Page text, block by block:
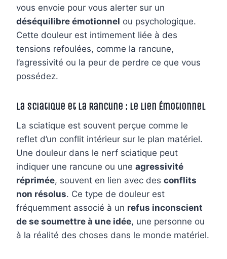
vous envoie pour vous alerter sur un
déséquilibre émotionnel ou psychologique.
Cette douleur est intimement liée à des
tensions refoulées, comme la rancune,
l’agressivité ou la peur de perdre ce que vous
possédez.
La Sciatique et la Rancune : Le Lien Émotionnel
La sciatique est souvent perçue comme le
reflet d’un conflit intérieur sur le plan matériel.
Une douleur dans le nerf sciatique peut
indiquer une rancune ou une agressivité
réprimée, souvent en lien avec des conflits
non résolus. Ce type de douleur est
fréquemment associé à un refus inconscient
de se soumettre à une idée, une personne ou
à la réalité des choses dans le monde matériel.